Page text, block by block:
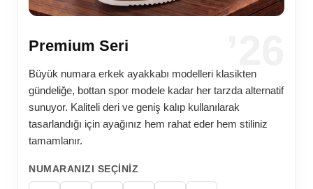
Premium Seri
Büyük numara erkek ayakkabı modelleri klasikten
gündeliğe, bottan spor modele kadar her tarzda alternatif
sunuyor. Kaliteli deri ve geniş kalıp kullanılarak
tasarlandığı için ayağınız hem rahat eder hem stiliniz
tamamlanır.
NUMARANIZI SEÇINIZ